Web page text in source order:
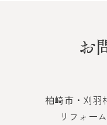
お
柏崎市・刈羽
リフォー